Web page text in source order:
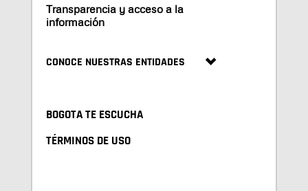
Transparencia y acceso a la
información
CONOCE NUESTRAS ENTIDADES
BOGOTA TE ESCUCHA
TÉRMINOS DE USO